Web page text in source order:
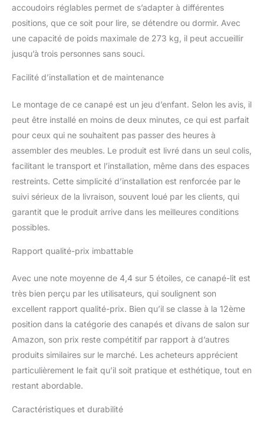
évitent tout glissement et
protègent le sol des
les Espaces Limités】
Doté d'une taille
convertible est un
petits espaces, tels
qu’un appartement, un
studio ou un bureau. Et
son apparence élégante
s'adapte parfaitement à
différents styles de
décoration et n'est pas
facile à se démoder.
Ce canapé moderne en
instructions claires et
nécessaire.
L'assemblage nécessite
uniquement l'installation
des pieds métalliques en
serrant toutes les vis. Il y
a une poche inférieure
zippée pour ranger les
pièces sans les perdre.
accoudoirs réglables permet de s’adapter à différentes
positions, que ce soit pour lire, se détendre ou dormir. Avec
une capacité de poids maximale de 273 kg, il peut accueillir
jusqu’à trois personnes sans souci.
Facilité d’installation et de maintenance
Le montage de ce canapé est un jeu d’enfant. Selon les avis, il
peut être installé en moins de deux minutes, ce qui est parfait
pour ceux qui ne souhaitent pas passer des heures à
assembler des meubles. Le produit est livré dans un seul colis,
facilitant le transport et l’installation, même dans des espaces
restreints. Cette simplicité d’installation est renforcée par le
suivi sérieux de la livraison, souvent loué par les clients, qui
garantit que le produit arrive dans les meilleures conditions
possibles.
Rapport qualité-prix imbattable
Avec une note moyenne de 4,4 sur 5 étoiles, ce canapé-lit est
très bien perçu par les utilisateurs, qui soulignent son
excellent rapport qualité-prix. Bien qu’il se classe à la 12ème
position dans la catégorie des canapés et divans de salon sur
Amazon, son prix reste compétitif par rapport à d’autres
produits similaires sur le marché. Les acheteurs apprécient
particulièrement le fait qu’il soit pratique et esthétique, tout en
restant abordable.
Caractéristiques et durabilité